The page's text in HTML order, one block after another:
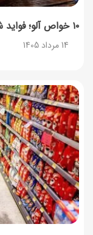
۱۰ خواص آلو؛ فواید شگفت‌انگیز این میوه برای سلامت بدن
14 مرداد 1405
13 مرداد 1405
12 مرداد 1405
12 مرداد 1405